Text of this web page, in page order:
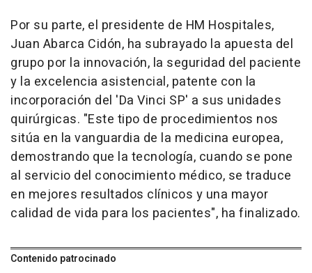
Por su parte, el presidente de HM Hospitales,
Juan Abarca Cidón, ha subrayado la apuesta del
grupo por la innovación, la seguridad del paciente
y la excelencia asistencial, patente con la
incorporación del 'Da Vinci SP' a sus unidades
quirúrgicas. "Este tipo de procedimientos nos
sitúa en la vanguardia de la medicina europea,
demostrando que la tecnología, cuando se pone
al servicio del conocimiento médico, se traduce
en mejores resultados clínicos y una mayor
calidad de vida para los pacientes", ha finalizado.
Contenido patrocinado